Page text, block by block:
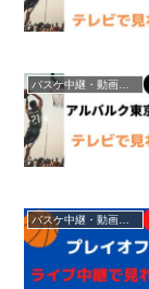
バスケ中継・動画視聴方法
バスケ中継・動画視聴方法